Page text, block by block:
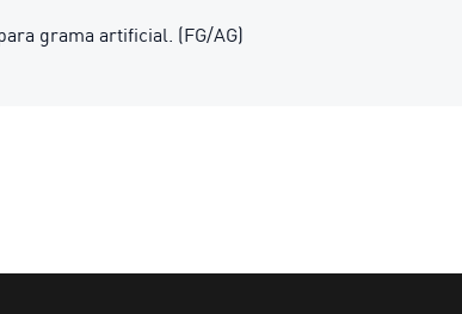
grama artificial. (FG/AG)